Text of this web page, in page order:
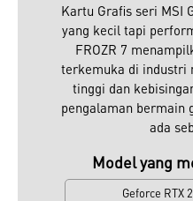
Kartu Grafis seri MSI
yang kecil tapi
FROZR 7
terkemuka di industri
tinggi dan
pengalaman bermain
ada
Model yang
Geforce RTX